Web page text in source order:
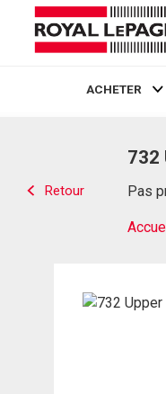
ACHETER
Retour
732
Pas